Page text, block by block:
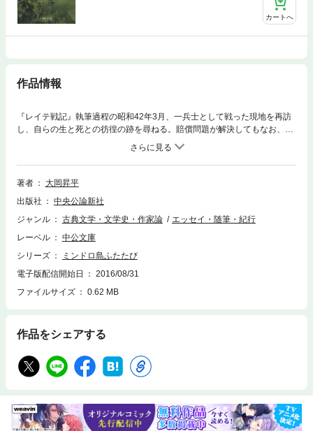
カートへ
作品情報
『レイテ戦記』執筆過程の昭和42年3月、一兵士として戦った現地を再訪
し、自らの生と死との彷徨の跡を尋ねる。賠償問題が解決してもなお、反
日感情が根強く残る時期、亡き戦友への追慕と鎮魂の情をこめて、詩情ゆ
たかに戦場の島を描く。『俘虜記』の舞台となった、ミンドロ島、レイテ
島への旅。
著者
大岡昇平
出版社
中央公論新社
ジャンル
古典文学・文学史・作家論
エッセイ・随筆・紀行
レーベル
中公文庫
シリーズ
ミンドロ島ふたたび
電子版配信開始日
2016/08/31
ファイルサイズ
0.62 MB
作品をシェアする